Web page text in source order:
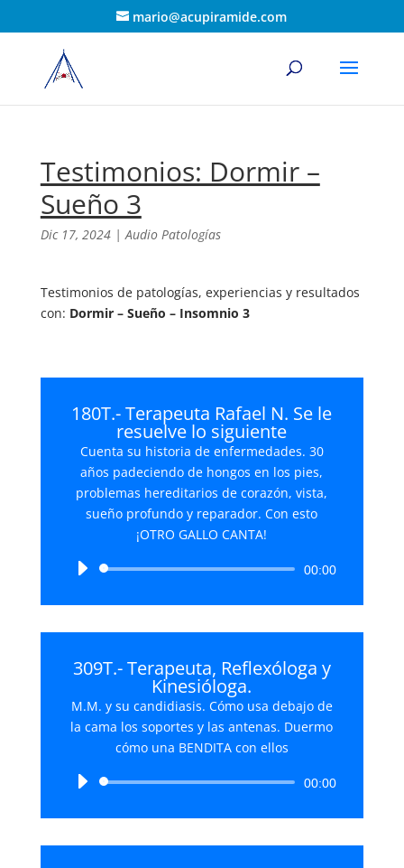
mario@acupiramide.com
Testimonios: Dormir –
Sueño 3
Dic 17, 2024|Audio Patologías
Testimonios de patologías, experiencias y resultados
con: Dormir – Sueño – Insomnio 3
180T.- Terapeuta Rafael N. Se le
resuelve lo siguiente
Cuenta su historia de enfermedades. 30
años padeciendo de hongos en los pies,
problemas hereditarios de corazón, vista,
sueño profundo y reparador. Con esto
¡OTRO GALLO CANTA!
Reproductor
audio
00:00
309T.- Terapeuta, Reflexóloga y
Kinesióloga.
M.M. y su candidiasis. Cómo usa debajo de
la cama los soportes y las antenas. Duermo
cómo una BENDITA con ellos
Reproductor
audio
00:00